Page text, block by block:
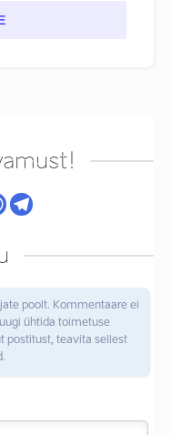
poolt. Kommentaare ei
ühtida toimetuse
postitust, teavita sellest